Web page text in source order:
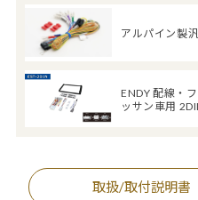
アルパイン製
ENDY 配線・
ッサン車用
取扱/取付説明書